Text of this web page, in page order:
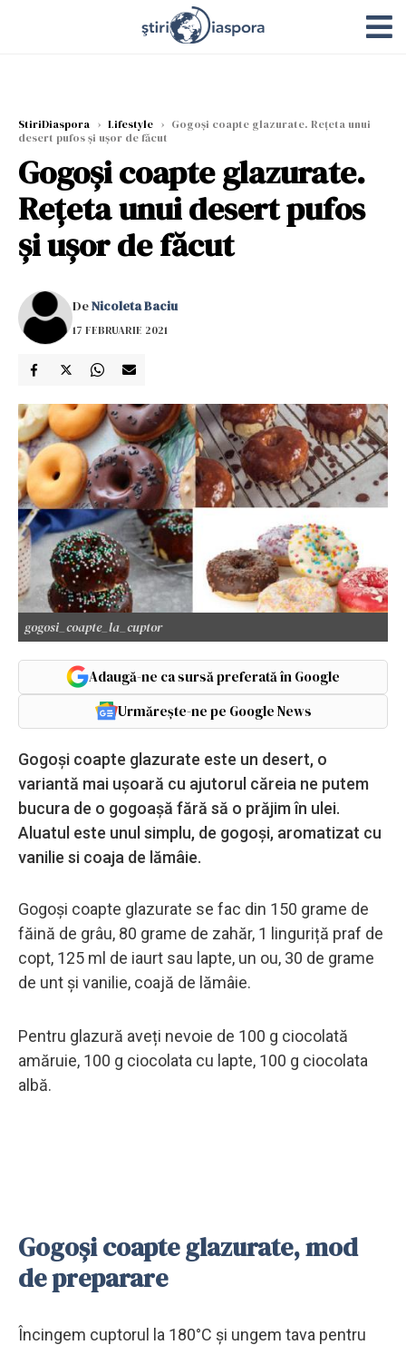
StiriDiaspora › Lifestyle › Gogoși coapte glazurate. Rețeta unui
desert pufos și ușor de făcut
Gogoși coapte glazurate.
Rețeta unui desert pufos
și ușor de făcut
DeNicoleta Baciu
17 FEBRUARIE 2021
gogosi_coapte_la_cuptor
Adaugă-ne ca sursă preferată în Google
Urmărește-ne pe Google News
Gogoși coapte glazurate este un desert, o
variantă mai ușoară cu ajutorul căreia ne putem
bucura de o gogoașă fără să o prăjim în ulei.
Aluatul este unul simplu, de gogoși, aromatizat cu
vanilie si coaja de lămâie.
Gogoși coapte glazurate se fac din 150 grame de
făină de grâu, 80 grame de zahăr, 1 linguriță praf de
copt, 125 ml de iaurt sau lapte, un ou, 30 de grame
de unt și vanilie, coajă de lămâie.
Pentru glazură aveți nevoie de 100 g ciocolată
amăruie, 100 g ciocolata cu lapte, 100 g ciocolata
albă.
Gogoși coapte glazurate, mod
de preparare
Încingem cuptorul la 180°C și ungem tava pentru